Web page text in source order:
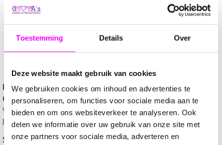
Toestemming Details Over
Deze website maakt gebruik van cookies
We gebruiken cookies om inhoud en advertenties te
personaliseren, om functies voor sociale media aan te
bieden en om ons websiteverkeer te analyseren. Ook
delen we informatie over uw gebruik van onze site met
onze partners voor sociale media, adverteren en
Photobooth huren – Maak van
ieder moment een blijvende
herinnering
Ieder feest verdient herinneringen die een leven lang
meegaan.Met onze professionele Photobooth zorgen wij
voor een unieke belevenis én prachtige fotostrips die jouw
gasten mee naar huis nemen.
Samen maken wij herinneringen zichtbaar.